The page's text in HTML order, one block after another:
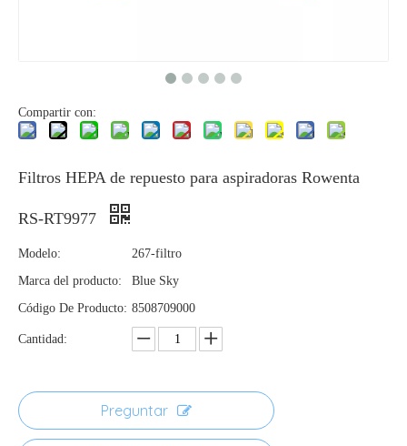
Compartir con:
Filtros HEPA de repuesto para aspiradoras Rowenta
RS-RT9977
Modelo:
267-filtro
Marca del producto:
Blue Sky
Código De Producto: 8508709000
Cantidad:
Preguntar